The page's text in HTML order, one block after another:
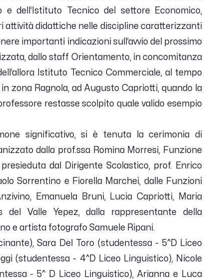
dell’Istituto Tecnico del settore Economico,
attività didattiche nelle discipline caratterizzanti
importanti indicazioni sull’avvio del prossimo
dallo staff Orientamento, in concomitanza
Istituto Tecnico Commerciale, al tempo
zona Ragnola, ad Augusto Capriotti, quando la
restasse scolpito quale valido esempio
significativo, si è tenuta la cerimonia di
dalla prof.ssa Romina Morresi, Funzione
dal Dirigente Scolastico, prof. Enrico
Sorrentino e Fiorella Marchei, dalle Funzioni
Emanuela Bruni, Lucia Capriotti, Maria
del Valle Yepez, dalla rappresentante della
e artista fotografo Samuele Ripani.
Sara Del Toro (studentessa - 5^D Liceo
(studentessa - 4^D Liceo Linguistico), Nicole
- 5^ D Liceo Linguistico), Arianna e Luca